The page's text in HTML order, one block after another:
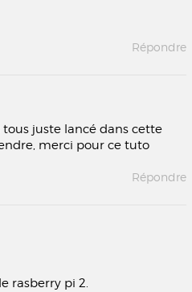
Répondre
juste lancé dans cette
merci pour ce tuto
Répondre
rasberry pi 2.